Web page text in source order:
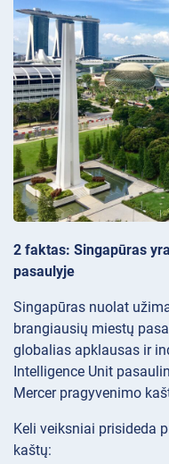
2 faktas: Singapūras
pasaulyje
Singapūras nuolat
brangiausių miestų
globalias apklausas ir
Intelligence Unit
Mercer pragyvenimo
Keli veiksniai prisideda
kaštų: